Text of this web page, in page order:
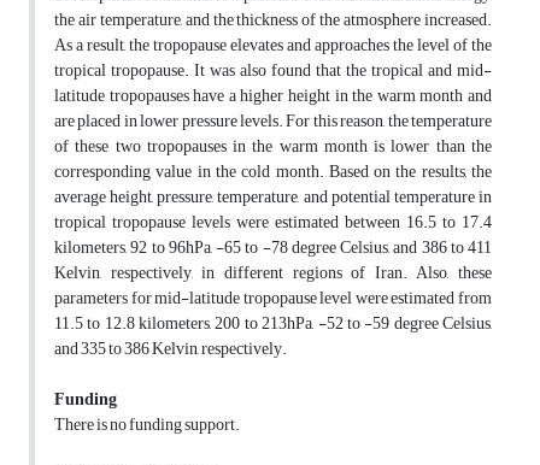
the air temperature, and the thickness of the atmosphere increased.
As a result, the tropopause elevates and approaches the level of the
tropical tropopause. It was also found that the tropical and mid-
latitude tropopauses have a higher height in the warm month and
are placed in lower pressure levels. For this reason, the temperature
of these two tropopauses in the warm month is lower than the
corresponding value in the cold month. Based on the results, the
average height, pressure, temperature, and potential temperature in
tropical tropopause levels were estimated between 16.5 to 17.4
kilometers, 92 to 96hPa, -65 to -78 degree Celsius, and 386 to 411
Kelvin, respectively, in different regions of Iran. Also, these
parameters for mid-latitude tropopause level were estimated from
11.5 to 12.8 kilometers, 200 to 213hPa, -52 to -59 degree Celsius,
and 335 to 386 Kelvin, respectively.
Funding
There is no funding support.